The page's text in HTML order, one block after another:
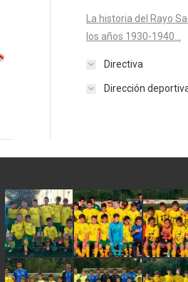
La historia del Rayo
los años 1930-1940...
Directiva
Dirección